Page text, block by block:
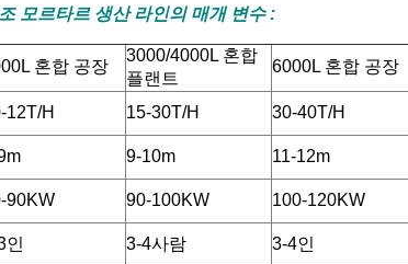
모르타르 생산 라인의 매개 변수 :
혼합 공장
3000/4000L 혼합
플랜트
6000L 혼합 공장
12T/H 15-30T/H 30-40T/H
9-10m 11-12m
90KW 90-100KW 100-120KW
인 3-4사람 3-4인